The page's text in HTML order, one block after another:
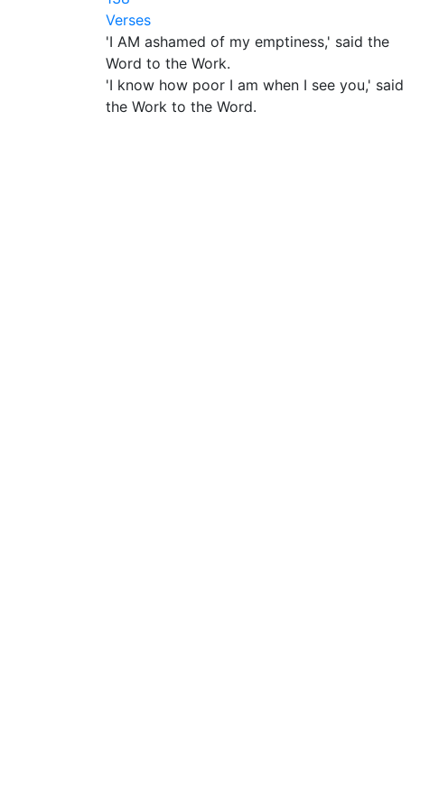
Verses
'I AM ashamed of my emptiness,' said the
Word to the Work.
'I know how poor I am when I see you,' said
the Work to the Word.